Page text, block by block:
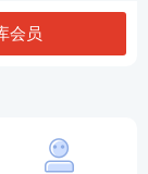
的重要凭证，
会员